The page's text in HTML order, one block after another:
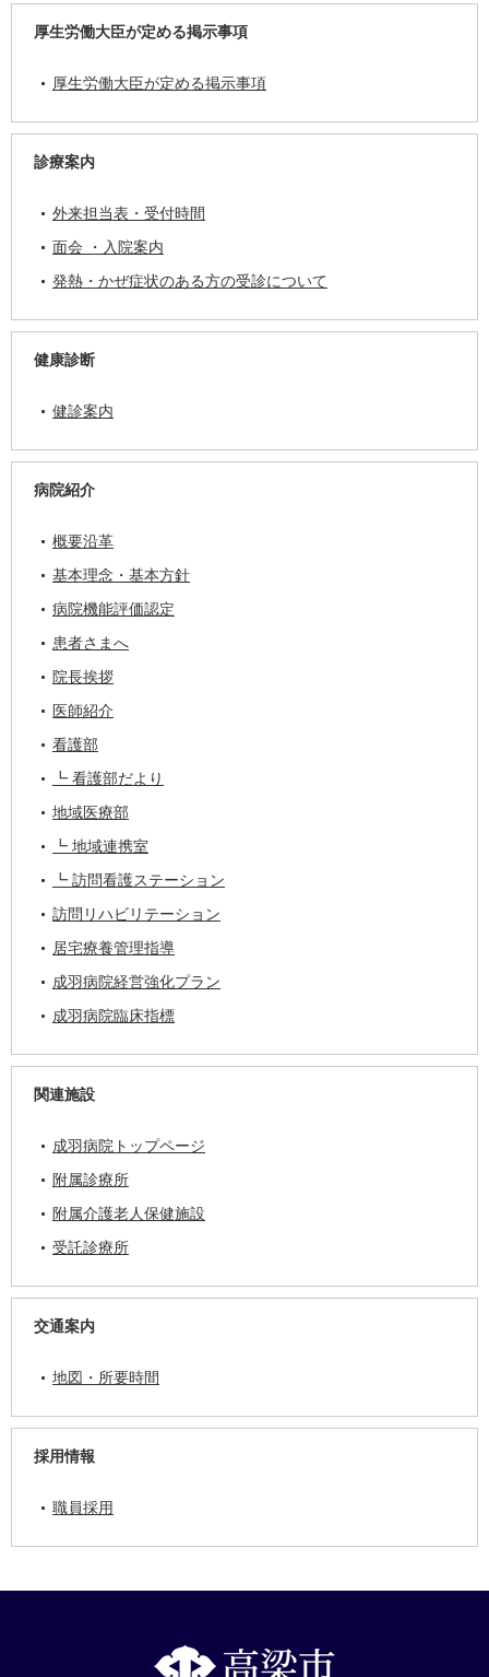
厚生労働大臣が定める掲示事項
厚生労働大臣が定める掲示事項
診療案内
外来担当表・受付時間
面会 ・入院案内
発熱・かぜ症状のある方の受診について
健康診断
健診案内
病院紹介
概要沿革
基本理念・基本方針
病院機能評価認定
患者さまへ
院長挨拶
医師紹介
看護部
┗ 看護部だより
地域医療部
┗ 地域連携室
┗ 訪問看護ステーション
訪問リハビリテーション
居宅療養管理指導
成羽病院経営強化プラン
成羽病院臨床指標
関連施設
成羽病院トップページ
附属診療所
附属介護老人保健施設
受託診療所
交通案内
地図・所要時間
採用情報
職員採用